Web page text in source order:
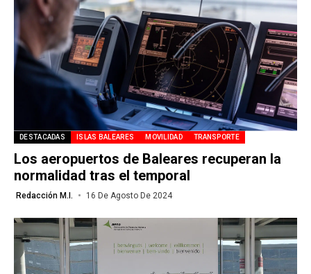
DESTACADAS ISLAS BALEARES MOVILIDAD TRANSPORTE
Los aeropuertos de Baleares recuperan la
normalidad tras el temporal
Redacción M.I. 16 De Agosto De 2024